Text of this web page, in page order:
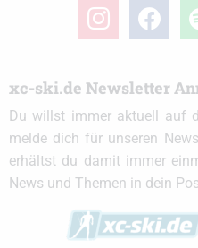
instagramfacebook
xc-ski.de Newsletter
Du willst immer aktuell auf
melde dich für unseren
erhältst du damit immer
News und Themen in dein